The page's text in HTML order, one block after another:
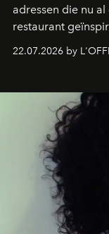
adressen die nu
restaurant
zestig, een
verandert in een
neerstrijkt in
die deze zomer
zwoele nachten.
22.07.2026 by